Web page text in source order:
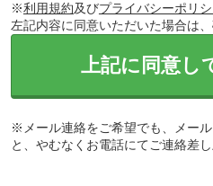
※利用規約及びプライバシーポリ
左記内容に同意いただいた場合は
上記に同意し
※メール連絡をご希望でも、メー
と、やむなくお電話にてご連絡差